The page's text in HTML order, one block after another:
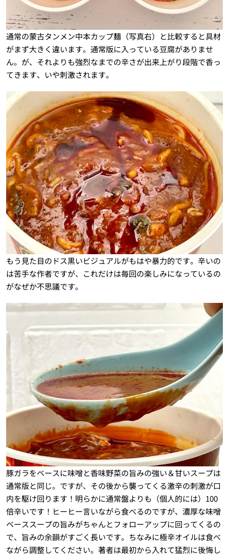
通常の蒙古タンメン中本カップ麺（写真右）と比較すると具材
がまず大きく違います。通常版に入っている豆腐がありませ
ん。が、それよりも強烈なまでの辛さが出来上がり段階で香っ
てきます、いや刺激されます。
もう見た目のドス黒いビジュアルがもはや暴力的です。辛いの
は苦手な作者ですが、これだけは毎回の楽しみになっているの
がなぜか不思議です。
豚ガラをベースに味噌と香味野菜の旨みの強い＆甘いスープは
通常版と同じ。ですが、その後から襲ってくる激辛の刺激が口
内を駆け回ります！明らかに通常盤よりも（個人的には）100
倍辛いです！ヒーヒー言いながら食べるのですが、濃厚な味噌
ベーススープの旨みがちゃんとフォローアップに回ってくるの
で、旨みの余韻がすごく長いです。ちなみに極辛オイルは食べ
ながら調整してください。著者は最初から入れて猛烈に後悔し